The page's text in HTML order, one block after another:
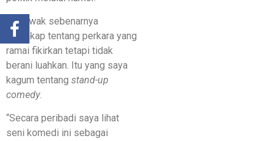
“Pelawak sebenarnya
bercakap tentang perkara yang
ramai fikirkan tetapi tidak
berani luahkan. Itu yang saya
kagum tentang stand-up
comedy.
“Secara peribadi saya lihat
seni komedi ini sebagai